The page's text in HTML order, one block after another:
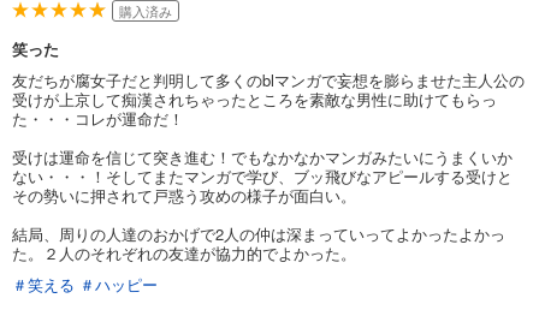
購入済み
笑った
友だちが腐女子だと判明して多くのblマンガで妄想を膨らませた主人公の
受けが上京して痴漢されちゃったところを素敵な男性に助けてもらっ
た・・・コレが運命だ！
受けは運命を信じて突き進む！でもなかなかマンガみたいにうまくいか
ない・・・！そしてまたマンガで学び、ブッ飛びなアピールする受けと
その勢いに押されて戸惑う攻めの様子が面白い。
結局、周りの人達のおかげで2人の仲は深まっていってよかったよかっ
た。２人のそれぞれの友達が協力的でよかった。
＃笑える ＃ハッピー